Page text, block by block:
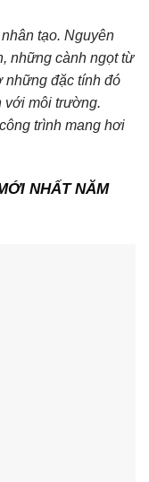
tạo. Nguyên
những cành ngọt từ
những đặc tính đó
với môi trường.
trình mang hơi
NHẤT NĂM